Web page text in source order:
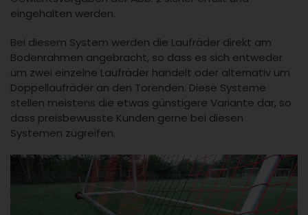
eingehalten werden.
Bei diesem System werden die Laufräder direkt am
Bodenrahmen angebracht, so dass es sich entweder
um zwei einzelne Laufräder handelt oder alternativ um
Doppellaufräder an den Torenden. Diese Systeme
stellen meistens die etwas günstigere Variante dar, so
dass preisbewusste Kunden gerne bei diesen
Systemen zugreifen.